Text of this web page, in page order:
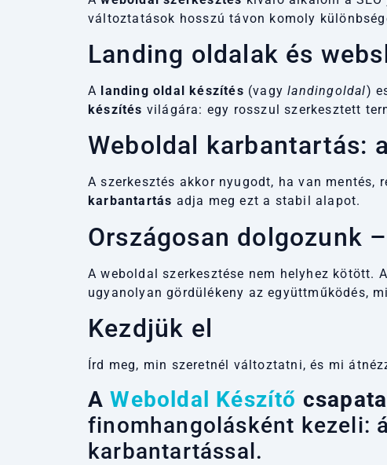
változtatások hosszú távon komoly
Landing oldalak és
A landing oldal készítés (vagylandingoldal)
készítés világára: egy rosszul szerkesztett
Weboldal karbantartás:
A szerkesztés akkor nyugodt, ha van
karbantartás adja meg ezt a stabil alapot.
Országosan dolgozunk
A weboldal szerkesztése nem helyhez kötött.
ugyanolyan gördülékeny az együttműködés,
Kezdjük el
Írd meg, min szeretnél változtatni, és mi
AWeboldal Készítő csapata
finomhangolásként kezeli:
karbantartással.